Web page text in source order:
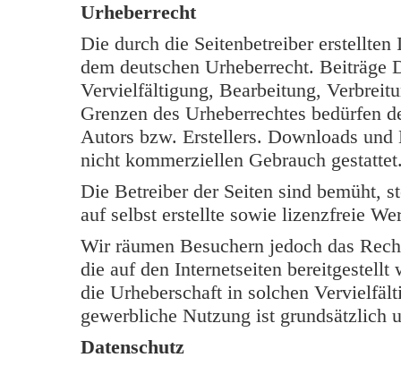
Urheberrecht
Die durch die Seitenbetreiber
dem deutschen Urheberrecht.
Vervielfältigung, Bearbeitung,
Grenzen des Urheberrechtes bedürfen
Autors bzw. Erstellers. Downloads
nicht kommerziellen Gebrauch
Die Betreiber der Seiten sind bemüht,
auf selbst erstellte sowie lizenzfreie
Wir räumen Besuchern jedoch das
die auf den Internetseiten
die Urheberschaft in solchen
gewerbliche Nutzung ist grundsätzlich
Datenschutz